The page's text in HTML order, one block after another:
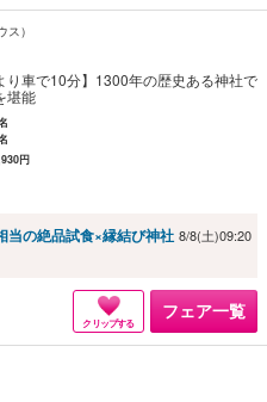
）
り車で10分】1300年の歴史ある神社で
堪能
円
当の絶品試食×縁結び神社 8/8(土)09:20
クリップする
フェア一覧